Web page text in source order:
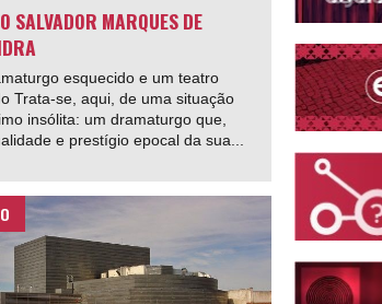
SALVADOR MARQUES DE
esquecido e um teatro
Trata-se, aqui, de uma situação
insólita: um dramaturgo que,
e prestígio epocal da sua...